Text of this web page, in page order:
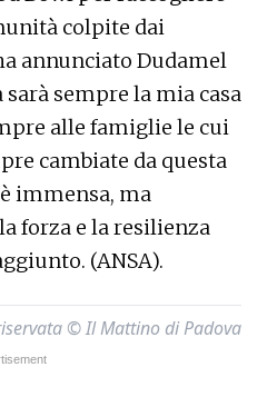
colpite dai
annunciato Dudamel
sempre la mia casa
alle famiglie le cui
cambiate da questa
immensa, ma
forza e la resilienza
(ANSA).
© Il Mattino di Padova